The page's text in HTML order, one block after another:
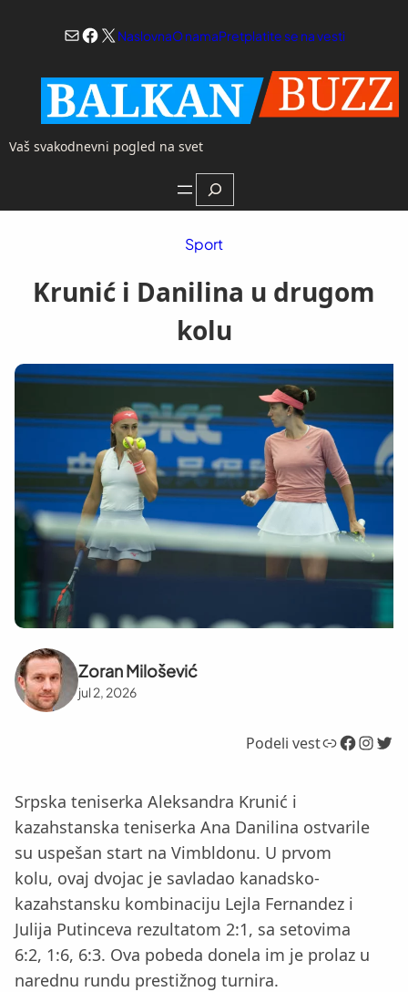
Mail
Facebook
X NaslovnaO namaPretplatite se na vesti
Vaš svakodnevni pogled na svet
Search
Sport
Krunić i Danilina u drugom
kolu
Zoran Milošević
jul 2, 2026
Podeli vestLink Facebook InstagramTwitter
Srpska teniserka Aleksandra Krunić i
kazahstanska teniserka Ana Danilina ostvarile
su uspešan start na Vimbldonu. U prvom
kolu, ovaj dvojac je savladao kanadsko-
kazahstansku kombinaciju Lejla Fernandez i
Julija Putinceva rezultatom 2:1, sa setovima
6:2, 1:6, 6:3. Ova pobeda donela im je prolaz u
narednu rundu prestižnog turnira.